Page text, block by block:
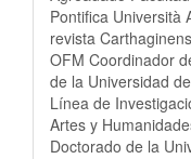
Pontifica Università
revista
OFM Coordinador
de la Universidad
Línea de
Artes y
Doctorado de la